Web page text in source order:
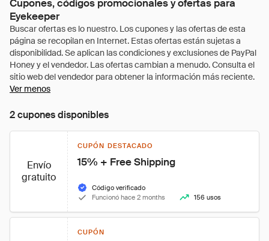
Cupones, códigos promocionales y ofertas para
Eyekeeper
Ver menos
2 cupones disponibles
Envío
gratuito
CUPÓN DESTACADO
15% + Free Shipping
Código verificado
Funcionó hace 2 months
156 usos
CUPÓN